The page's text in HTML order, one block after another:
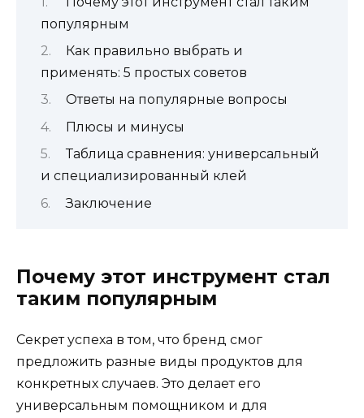
популярным
Как правильно выбрать и
применять: 5 простых советов
Ответы на популярные вопросы
Плюсы и минусы
Таблица сравнения: универсальный
и специализированный клей
Заключение
Почему этот инструмент стал
таким популярным
Секрет успеха в том, что бренд смог
предложить разные виды продуктов для
конкретных случаев. Это делает его
универсальным помощником и для